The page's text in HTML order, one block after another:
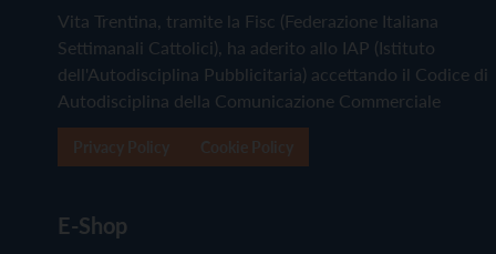
Vita Trentina, tramite la Fisc (Federazione Italiana
Settimanali Cattolici), ha aderito allo IAP (Istituto
dell'Autodisciplina Pubblicitaria) accettando il Codice di
Autodisciplina della Comunicazione Commerciale
E-Shop